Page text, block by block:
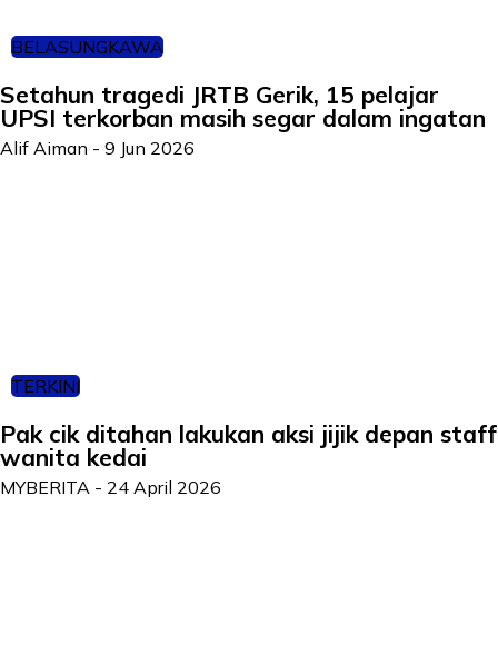
BELASUNGKAWA
Setahun tragedi JRTB Gerik, 15 pelajar
UPSI terkorban masih segar dalam ingatan
Alif Aiman - 9 Jun 2026
TERKINI
Pak cik ditahan lakukan aksi jijik depan staff
wanita kedai
MYBERITA - 24 April 2026